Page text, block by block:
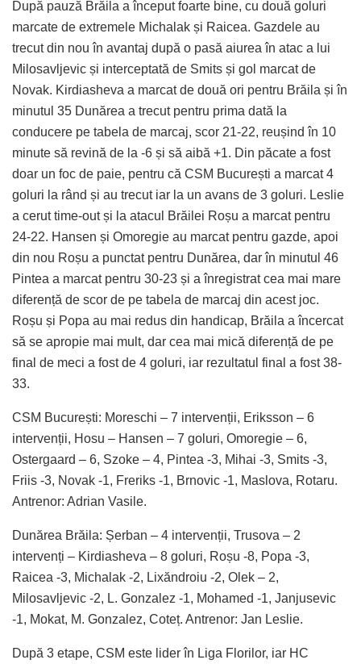
După pauză Brăila a început foarte bine, cu două goluri
marcate de extremele Michalak și Raicea. Gazdele au
trecut din nou în avantaj după o pasă aiurea în atac a lui
Milosavljevic și interceptată de Smits și gol marcat de
Novak. Kirdiasheva a marcat de două ori pentru Brăila și în
minutul 35 Dunărea a trecut pentru prima dată la
conducere pe tabela de marcaj, scor 21-22, reușind în 10
minute să revină de la -6 și să aibă +1. Din păcate a fost
doar un foc de paie, pentru că CSM București a marcat 4
goluri la rând și au trecut iar la un avans de 3 goluri. Leslie
a cerut time-out și la atacul Brăilei Roșu a marcat pentru
24-22. Hansen și Omoregie au marcat pentru gazde, apoi
din nou Roșu a punctat pentru Dunărea, dar în minutul 46
Pintea a marcat pentru 30-23 și a înregistrat cea mai mare
diferență de scor de pe tabela de marcaj din acest joc.
Roșu și Popa au mai redus din handicap, Brăila a încercat
să se apropie mai mult, dar cea mai mică diferență de pe
final de meci a fost de 4 goluri, iar rezultatul final a fost 38-
33.
CSM București: Moreschi – 7 intervenții, Eriksson – 6
intervenții, Hosu – Hansen – 7 goluri, Omoregie – 6,
Ostergaard – 6, Szoke – 4, Pintea -3, Mihai -3, Smits -3,
Friis -3, Novak -1, Freriks -1, Brnovic -1, Maslova, Rotaru.
Antrenor: Adrian Vasile.
Dunărea Brăila: Șerban – 4 intervenții, Trusova – 2
intervenți – Kirdiasheva – 8 goluri, Roșu -8, Popa -3,
Raicea -3, Michalak -2, Lixăndroiu -2, Olek – 2,
Milosavljevic -2, L. Gonzalez -1, Mohamed -1, Janjusevic
-1, Mokat, M. Gonzalez, Coteț. Antrenor: Jan Leslie.
După 3 etape, CSM este lider în Liga Florilor, iar HC